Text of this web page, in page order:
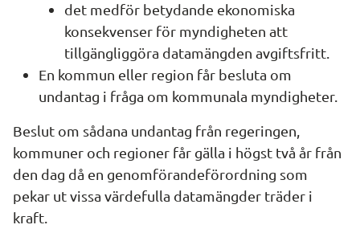
det medför betydande ekonomiska
konsekvenser för myndigheten att
tillgängliggöra datamängden avgiftsfritt.
En kommun eller region får besluta om
undantag i fråga om kommunala myndigheter.
Beslut om sådana undantag från regeringen,
kommuner och regioner får gälla i högst två år från
den dag då en genomförandeförordning som
pekar ut vissa värdefulla datamängder träder i
kraft.